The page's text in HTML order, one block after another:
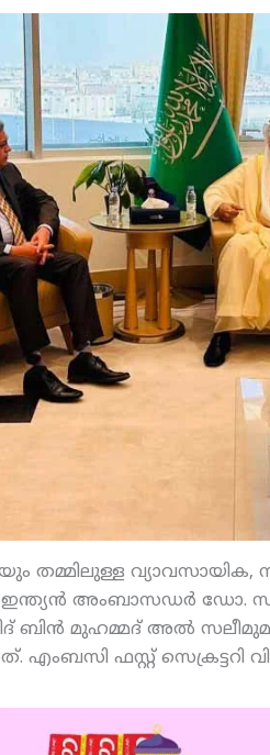
തമ്മിലുള്ള
ഇന്ത്യന്‍
ബിന്‍ മുഹമ്മദ് അല്‍
എംബസി ഫസ്റ്റ്